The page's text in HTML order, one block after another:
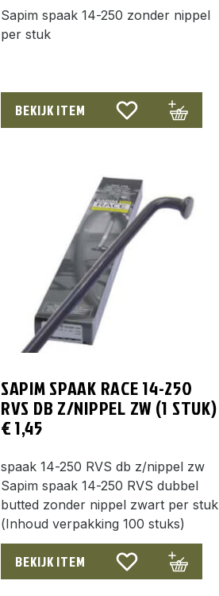
Sapim spaak 14-250 zonder nippel
per stuk
BEKIJK ITEM
SAPIM SPAAK RACE 14-250
RVS DB Z/NIPPEL ZW (1 STUK)
€1,45
spaak 14-250 RVS db z/nippel zw
Sapim spaak 14-250 RVS dubbel
butted zonder nippel zwart per stuk
(Inhoud verpakking 100 stuks)
BEKIJK ITEM